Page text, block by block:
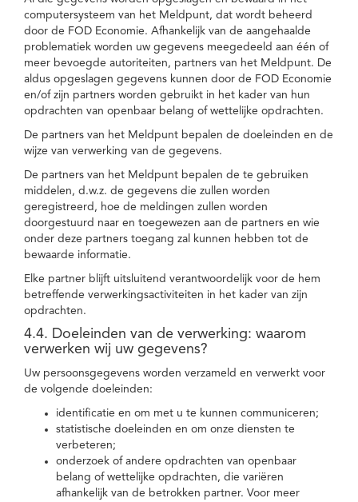
computersysteem van het Meldpunt, dat wordt beheerd
door de FOD Economie. Afhankelijk van de aangehaalde
problematiek worden uw gegevens meegedeeld aan één of
meer bevoegde autoriteiten, partners van het Meldpunt. De
aldus opgeslagen gegevens kunnen door de FOD Economie
en/of zijn partners worden gebruikt in het kader van hun
opdrachten van openbaar belang of wettelijke opdrachten.
De partners van het Meldpunt bepalen de doeleinden en de
wijze van verwerking van de gegevens.
De partners van het Meldpunt bepalen de te gebruiken
middelen, d.w.z. de gegevens die zullen worden
geregistreerd, hoe de meldingen zullen worden
doorgestuurd naar en toegewezen aan de partners en wie
onder deze partners toegang zal kunnen hebben tot de
bewaarde informatie.
Elke partner blijft uitsluitend verantwoordelijk voor de hem
betreffende verwerkingsactiviteiten in het kader van zijn
opdrachten.
4.4. Doeleinden van de verwerking: waarom
verwerken wij uw gegevens?
Uw persoonsgegevens worden verzameld en verwerkt voor
de volgende doeleinden:
identificatie en om met u te kunnen communiceren;
statistische doeleinden en om onze diensten te
verbeteren;
onderzoek of andere opdrachten van openbaar
belang of wettelijke opdrachten, die variëren
afhankelijk van de betrokken partner. Voor meer